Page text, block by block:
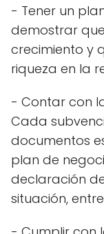
- Tener un
demostrar
crecimiento y
riqueza en la
- Contar con
Cada
documentos
plan de
declaración
situación,